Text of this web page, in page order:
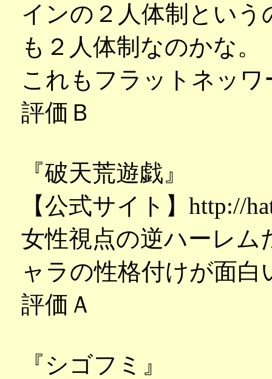
インの２人体制とい
も２人体制なのかな
これもフラットネッ
評価Ｂ
『破天荒遊戯』
【公式サイト】http://
女性視点の逆ハーレム
ャラの性格付けが面白
評価Ａ
『シゴフミ』